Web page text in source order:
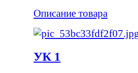
Описание товара
УК 1